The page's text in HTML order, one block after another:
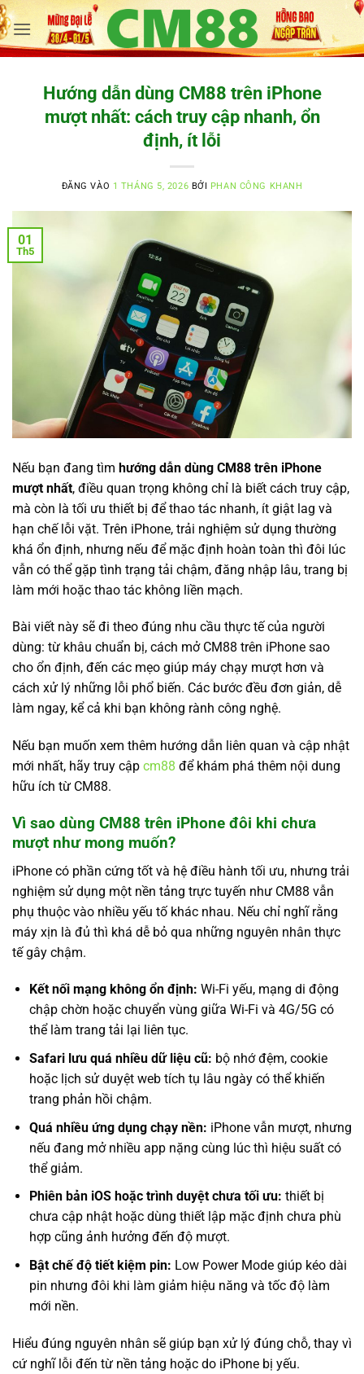
Bỏ
qua
nội
Hướng dẫn dùng CM88 trên iPhone
mượt nhất: cách truy cập nhanh, ổn
định, ít lỗi
ĐĂNG VÀO 1 THÁNG 5, 2026 BỞI PHAN CÔNG KHANH
01
Th5
Nếu bạn đang tìm hướng dẫn dùng CM88 trên iPhone
mượt nhất, điều quan trọng không chỉ là biết cách truy cập,
mà còn là tối ưu thiết bị để thao tác nhanh, ít giật lag và
hạn chế lỗi vặt. Trên iPhone, trải nghiệm sử dụng thường
khá ổn định, nhưng nếu để mặc định hoàn toàn thì đôi lúc
vẫn có thể gặp tình trạng tải chậm, đăng nhập lâu, trang bị
làm mới hoặc thao tác không liền mạch.
Bài viết này sẽ đi theo đúng nhu cầu thực tế của người
dùng: từ khâu chuẩn bị, cách mở CM88 trên iPhone sao
cho ổn định, đến các mẹo giúp máy chạy mượt hơn và
cách xử lý những lỗi phổ biến. Các bước đều đơn giản, dễ
làm ngay, kể cả khi bạn không rành công nghệ.
Nếu bạn muốn xem thêm hướng dẫn liên quan và cập nhật
mới nhất, hãy truy cập cm88 để khám phá thêm nội dung
hữu ích từ CM88.
Vì sao dùng CM88 trên iPhone đôi khi chưa
mượt như mong muốn?
iPhone có phần cứng tốt và hệ điều hành tối ưu, nhưng trải
nghiệm sử dụng một nền tảng trực tuyến như CM88 vẫn
phụ thuộc vào nhiều yếu tố khác nhau. Nếu chỉ nghĩ rằng
máy xịn là đủ thì khá dễ bỏ qua những nguyên nhân thực
tế gây chậm.
Kết nối mạng không ổn định: Wi-Fi yếu, mạng di động
chập chờn hoặc chuyển vùng giữa Wi-Fi và 4G/5G có
thể làm trang tải lại liên tục.
Safari lưu quá nhiều dữ liệu cũ: bộ nhớ đệm, cookie
hoặc lịch sử duyệt web tích tụ lâu ngày có thể khiến
trang phản hồi chậm.
Quá nhiều ứng dụng chạy nền: iPhone vẫn mượt, nhưng
nếu đang mở nhiều app nặng cùng lúc thì hiệu suất có
thể giảm.
Phiên bản iOS hoặc trình duyệt chưa tối ưu: thiết bị
chưa cập nhật hoặc dùng thiết lập mặc định chưa phù
hợp cũng ảnh hưởng đến độ mượt.
Bật chế độ tiết kiệm pin: Low Power Mode giúp kéo dài
pin nhưng đôi khi làm giảm hiệu năng và tốc độ làm
mới nền.
Hiểu đúng nguyên nhân sẽ giúp bạn xử lý đúng chỗ, thay vì
cứ nghĩ lỗi đến từ nền tảng hoặc do iPhone bị yếu.